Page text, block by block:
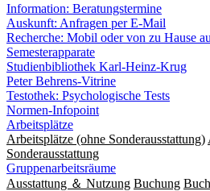
Information: Beratungstermine
Auskunft: Anfragen per E-Mail
Recherche: Mobil oder von zu Hause
Semesterapparate
Studienbibliothek Karl-Heinz-Krug
Peter Behrens-Vitrine
Testothek: Psychologische Tests
Normen-Infopoint
Arbeitsplätze
Arbeitsplätze (ohne Sonderausstattung)
Sonderausstattung
Gruppenarbeitsräume
Ausstattung ＆ Nutzung Buchung